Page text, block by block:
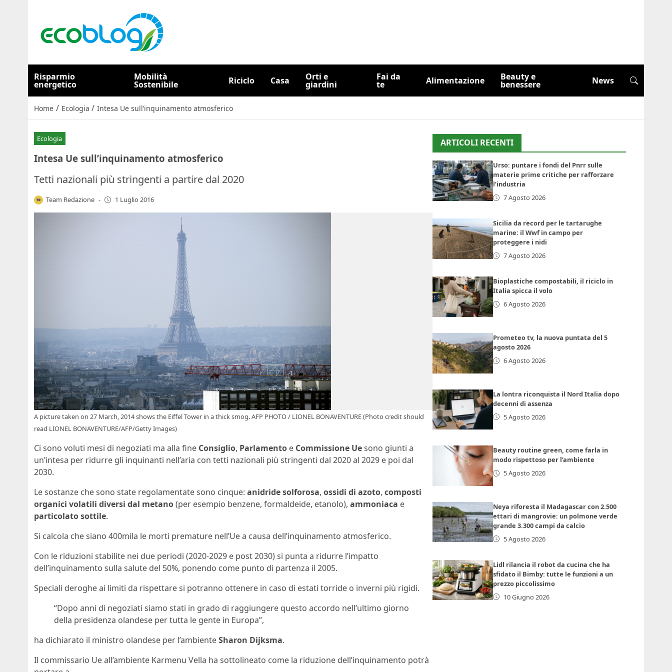
Risparmio
energetico
Mobilità
Sostenibile Riciclo Casa Orti e
giardini
Fai da
te Alimentazione Beauty e
benessere News
Home / Ecologia / Intesa Ue sull’inquinamento atmosferico
Ecologia
Intesa Ue sull’inquinamento atmosferico
Tetti nazionali più stringenti a partire dal 2020
Team Redazione - 1 Luglio 2016
A picture taken on 27 March, 2014 shows the Eiffel Tower in a thick smog. AFP PHOTO / LIONEL BONAVENTURE (Photo credit should
read LIONEL BONAVENTURE/AFP/Getty Images)
Ci sono voluti mesi di negoziati ma alla fine Consiglio, Parlamento e Commissione Uesono giunti a
un’intesa per ridurre gli inquinanti nell’aria con tetti nazionali più stringenti dal 2020 al 2029 e poi dal
2030.
Le sostanze che sono state regolamentate sono cinque: anidride solforosa, ossidi di azoto, composti
organici volatili diversi dal metano(per esempio benzene, formaldeide, etanolo), ammoniaca e
particolato sottile.
Si calcola che siano 400mila le morti premature nell’Ue a causa dell’inquinamento atmosferico.
Con le riduzioni stabilite nei due periodi (2020-2029 e post 2030) si punta a ridurre l’impatto
dell’inquinamento sulla salute del 50%, ponendo come punto di partenza il 2005.
Speciali deroghe ai limiti da rispettare si potranno ottenere in caso di estati torride o inverni più rigidi.
“Dopo anni di negoziati siamo stati in grado di raggiungere questo accordo nell’ultimo giorno
della presidenza olandese per tutta le gente in Europa”,
ha dichiarato il ministro olandese per l’ambienteSharon Dijksma.
Il commissario Ue all’ambiente Karmenu Vella ha sottolineato come la riduzione dell’inquinamento potrà
ARTICOLI RECENTI
Urso: puntare i fondi del Pnrr sulle
materie prime critiche per rafforzare
l’industria
7 Agosto 2026
Sicilia da record per le tartarughe
marine: il Wwf in campo per
proteggere i nidi
7 Agosto 2026
Bioplastiche compostabili, il riciclo in
Italia spicca il volo
6 Agosto 2026
Prometeo tv, la nuova puntata del 5
agosto 2026
6 Agosto 2026
La lontra riconquista il Nord Italia dopo
decenni di assenza
5 Agosto 2026
Beauty routine green, come farla in
modo rispettoso per l’ambiente
5 Agosto 2026
Neya riforesta il Madagascar con 2.500
ettari di mangrovie: un polmone verde
grande 3.300 campi da calcio
5 Agosto 2026
Lidl rilancia il robot da cucina che ha
sfidato il Bimby: tutte le funzioni a un
prezzo piccolissimo
10 Giugno 2026